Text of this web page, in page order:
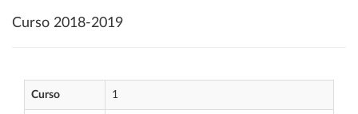
Curso 2018-2019
Curso 1